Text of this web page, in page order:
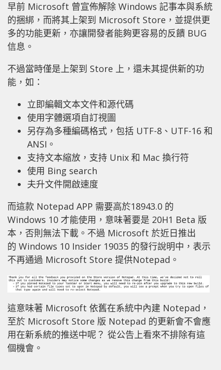
早前 Microsoft 曾宣佈解除 Windows 記事本與系統
的捆綁，而將其上架到 Microsoft Store，並提供更
多的功能更新，亦讓開發者能夠更容易的反饋 BUG
信息。
不過當時僅是上架到 Store 上，還未其提供新的功
能，如：
立即編輯文本文件和源代碼
使用字體選項自訂視圖
另存為多種編碼格式，包括 UTF-8、UTF-16 和
ANSI。
支持文本縮放，支持 Unix 和 Mac 換行符
使用 Bing search
夫升文件開啟速度
而這款 Notepad APP 需要高於18943.0 的
Windows 10 才能使用，意味著要是 20H1 Beta 版
本，否則無法下載。不過 Microsoft 於近日推出
的 Windows 10 Insider 19035 的發行說明中，表示
不再通過 Microsoft Store 提供Notepad。
這意味著 Microsoft 依舊在系統中內建 Notepad，
至於 Microsoft Store 版 Notepad 的更新會不會應
用在新系統的推送中呢？ 從公告上看來不排除有這
個機會。